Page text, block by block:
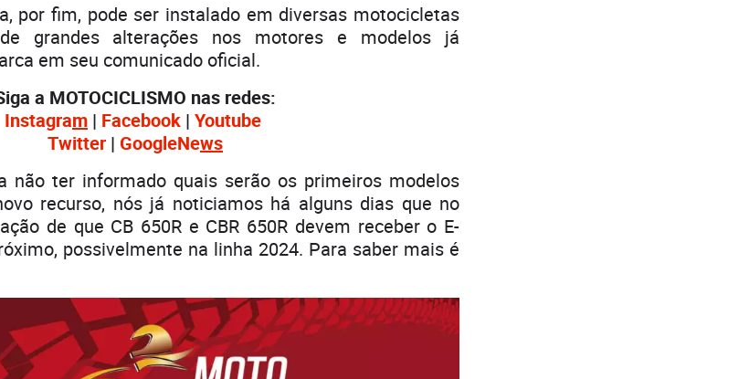
por fim, pode ser instalado em diversas motocicletas
grandes alterações nos motores e modelos já
em seu comunicado oficial.
a MOTOCICLISMO nas redes:
Instagram | Facebook | Youtube
Twitter | GoogleNews
não ter informado quais serão os primeiros modelos
recurso, nós já noticiamos há alguns dias que no
de que CB 650R e CBR 650R devem receber o E-
possivelmente na linha 2024. Para saber mais é